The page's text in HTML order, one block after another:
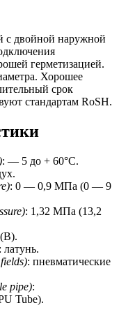
с двойной наружной
герметизацией.
Хорошее
срок
стандартам RoSH.
: — 5 до + 60°C.
: 0 — 0,9 МПа (0 — 9
: 1,32 МПа (13,2
: латунь.
: пневматические
pipe):
Tube).